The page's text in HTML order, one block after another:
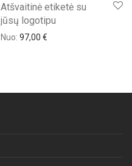
Atšvaitinė etiketė su
jūsų logotipu
Nuo: 97,00 €